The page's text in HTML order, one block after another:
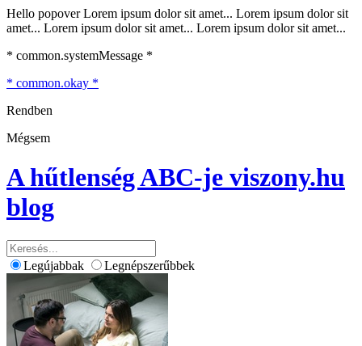
Hello popover Lorem ipsum dolor sit amet... Lorem ipsum dolor sit
amet... Lorem ipsum dolor sit amet... Lorem ipsum dolor sit amet...
* common.systemMessage *
* common.okay *
Rendben
Mégsem
A hűtlenség ABC-je viszony.hu
blog
Legújabbak Legnépszerűbbek